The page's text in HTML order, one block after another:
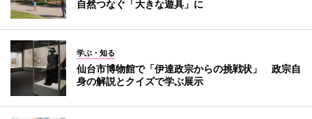
自然つなぐ「大きな遊具」に
学ぶ・知る
仙台市博物館で「伊達政宗からの挑戦状」 政宗自
身の解説とクイズで学ぶ展示